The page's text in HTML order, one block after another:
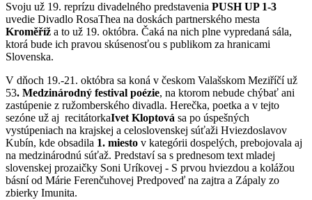
Svoju už 19. reprízu divadelného predstavenia PUSH UP 1-3
uvedie Divadlo RosaThea na doskách partnerského mesta
Kroměříž a to už 19. októbra. Čaká na nich plne vypredaná sála,
ktorá bude ich pravou skúsenosťou s publikom za hranicami
Slovenska.
V dňoch 19.-21. októbra sa koná v českom Valašskom Meziříčí už
53. Medzinárodný festival poézie, na ktorom nebude chýbať ani
zastúpenie z ružomberského divadla. Herečka, poetka a v tejto
sezóne už aj recitátorkaIvet Kloptová sa po úspešných
vystúpeniach na krajskej a celoslovenskej súťaži Hviezdoslavov
Kubín, kde obsadila 1. miesto v kategórii dospelých, prebojovala aj
na medzinárodnú súťaž. Predstaví sa s prednesom text mladej
slovenskej prozaičky Soni Uríkovej - S prvou hviezdou a kolážou
básní od Márie Ferenčuhovej Predpoveď na zajtra a Zápaly zo
zbierky Imunita.